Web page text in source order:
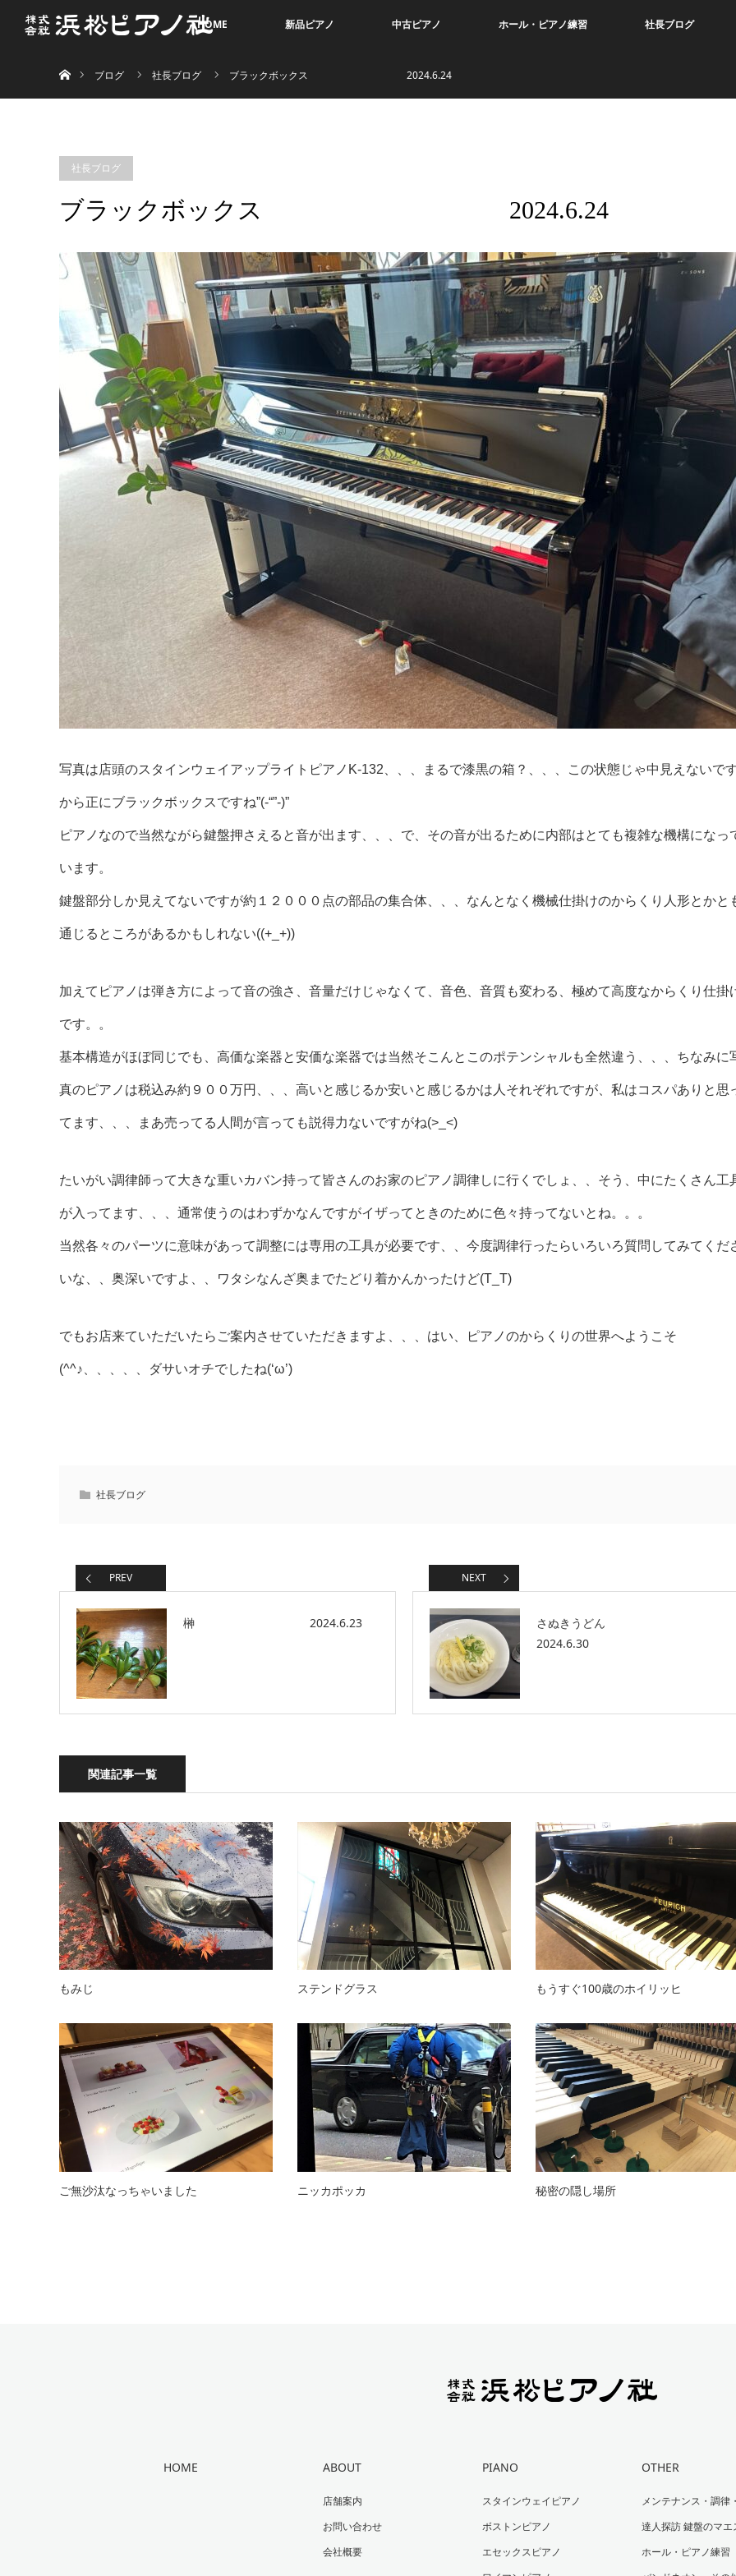
HOME 新品ピアノ 中古ピアノ ホール・ピアノ練習 社長ブログ
ブログ
社長ブログ ブラックボックス 2024.6.24
社長ブログ
ブラックボックス 2024.6.24
写真は店頭のスタインウェイアップライトピアノK-132、、、まるで漆黒の箱？、、、この状態じゃ中見えないで
から正にブラックボックスですね”(-“”-)”
ピアノなので当然ながら鍵盤押さえると音が出ます、、、で、その音が出るために内部はとても複雑な機構になっ
います。
鍵盤部分しか見えてないですが約１２０００点の部品の集合体、、、なんとなく機械仕掛けのからくり人形とかと
通じるところがあるかもしれない((+_+))
加えてピアノは弾き方によって音の強さ、音量だけじゃなくて、音色、音質も変わる、極めて高度なからくり仕掛
です。。
基本構造がほぼ同じでも、高価な楽器と安価な楽器では当然そこんとこのポテンシャルも全然違う、、、ちなみに
真のピアノは税込み約９００万円、、、高いと感じるか安いと感じるかは人それぞれですが、私はコスパありと思
てます、、、まあ売ってる人間が言っても説得力ないですがね(>_<)
たいがい調律師って大きな重いカバン持って皆さんのお家のピアノ調律しに行くでしょ、、そう、中にたくさん工
が入ってます、、、通常使うのはわずかなんですがイザってときのために色々持ってないとね。。。
当然各々のパーツに意味があって調整には専用の工具が必要です、、今度調律行ったらいろいろ質問してみてくだ
いな、、奥深いですよ、、ワタシなんざ奥までたどり着かんかったけど(T_T)
でもお店来ていただいたらご案内させていただきますよ、、、はい、ピアノのからくりの世界へようこそ
(^^♪、、、、、ダサいオチでしたね(‘ω’)
社長ブログ
PREV
榊 2024.6.23
NEXT
さぬきうどん
2024.6.30
関連記事一覧
もみじ ステンドグラス もうすぐ100歳のホイリッヒ
ご無沙汰なっちゃいました ニッカポッカ 秘密の隠し場所
HOME ABOUT
店舗案内
お問い合わせ
会社概要
PIANO
スタインウェイピアノ
ボストンピアノ
エセックスピアノ
OTHER
メンテナンス・調律
達人探訪 鍵盤のマエ
ホール・ピアノ練習